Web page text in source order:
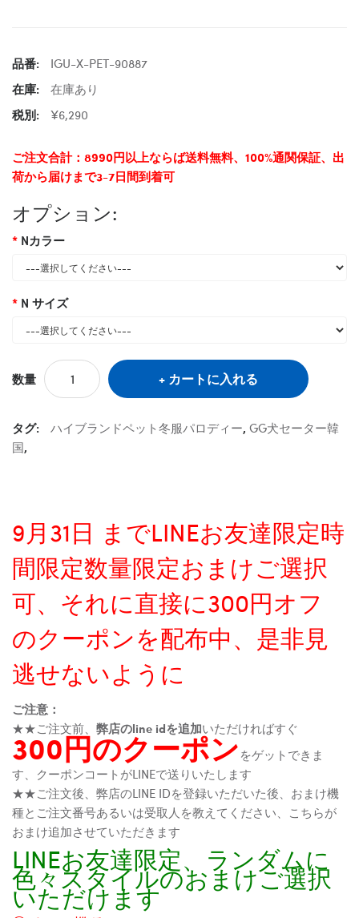
品番:
IGU-X-PET-90887
在庫:
在庫あり
税別:
¥6,290
ご注文合計：8990円以上ならば送料無料、100%通関保証、出
荷から届けまで3-7日間到着可
オプション:
Nカラー
N サイズ
数量 カートに入れる
タグ: ハイブランドペット冬服パロディー, GG犬セーター韓
国,
9月31日 までLINEお友達限定時
間限定数量限定おまけご選択
可、それに直接に300円オフ
のクーポンを配布中、是非見
逃せないように
ご注意：
★★ご注文前、 弊店のline idを追加いただければすぐ
300円のクーポンをゲットできま
す、クーポンコートがLINEで送りいたします
★★ご注文後、弊店のLINE IDを登録いただいた後、おまけ機
種とご注文番号あるいは受取人を教えてください、こちらが
おまけ追加させていただきます
LINEお友達限定、ランダムに
色々スタイルのおまけご選択
いただけます